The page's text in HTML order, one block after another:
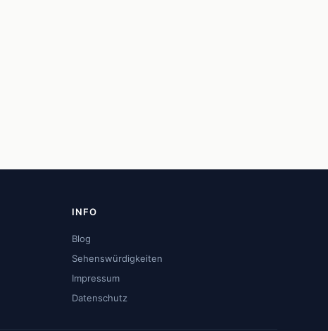
INFO
Blog
Sehenswürdigkeiten
Impressum
Datenschutz